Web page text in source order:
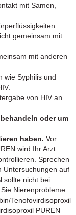
mit Samen,
gemeinsam mit
mit anderen
wie Syphilis und
von HIV an
oder um
haben. Vor
wird Ihr Arzt
Sprechen
Untersuchungen auf
sollte nicht bei
Nierenprobleme
Tenofovirdisoproxil
PUREN